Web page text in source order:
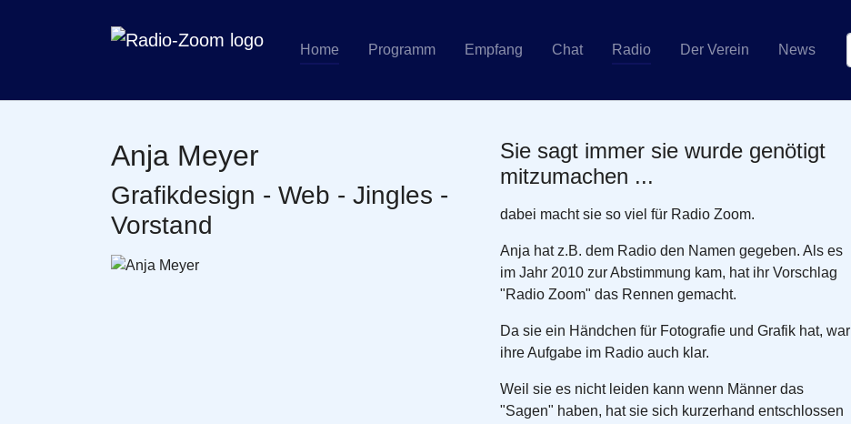
Home Programm Empfang Chat Radio Der Verein News
Anja Meyer
Grafikdesign - Web - Jingles -
Vorstand
Sie sagt immer sie wurde genötigt
mitzumachen ...
dabei macht sie so viel für Radio Zoom.
Anja hat z.B. dem Radio den Namen gegeben. Als es
im Jahr 2010 zur Abstimmung kam, hat ihr Vorschlag
"Radio Zoom" das Rennen gemacht.
Da sie ein Händchen für Fotografie und Grafik hat, war
ihre Aufgabe im Radio auch klar.
Weil sie es nicht leiden kann wenn Männer das
"Sagen" haben, hat sie sich kurzerhand entschlossen